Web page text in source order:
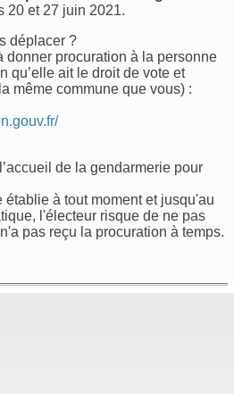
20 et 27 juin 2021.
déplacer ?
donner procuration à la personne
qu’elle ait le droit de vote et
même commune que vous) :
de la gendarmerie pour
établie à tout moment et jusqu'au
l'électeur risque de ne pas
pas reçu la procuration à temps.